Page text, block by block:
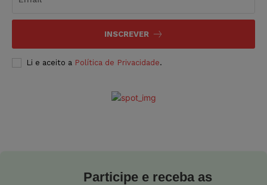
INSCREVER
Li e aceito a Política de Privacidade.
Participe e receba as